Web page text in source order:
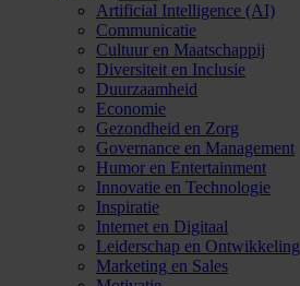
Artificial Intelligence (AI)
Communicatie
Cultuur en Maatschappij
Diversiteit en Inclusie
Duurzaamheid
Economie
Gezondheid en Zorg
Governance en Management
Humor en Entertainment
Innovatie en Technologie
Inspiratie
Internet en Digitaal
Leiderschap en Ontwikkeling
Marketing en Sales